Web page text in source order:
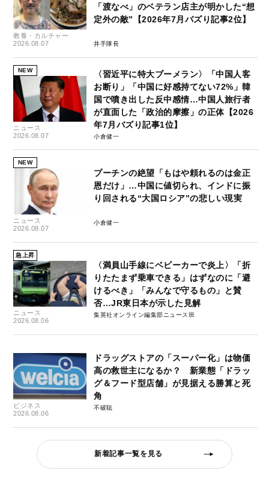
教養・カルチャー
2026.08.07
「渡なべ」のベテラン店主が明かした“想
定外の敵”【2026年7月バズり記事2位】
井手隊長
NEW
ニュース
2026.08.07
〈習近平に特大ブーメラン〉「中国人客
お断り」「中国に好感持てない72%」韓
国で噴き出した反中感情…中国人旅行者
が直面した「政治的摩擦」の正体【2026
年7月バズり記事1位】
小倉健一
NEW
ニュース
2026.08.07
プーチンの絶望「もはや頼れるのは金正
恩だけ」…中国に値切られ、インドに振
り回される“大国ロシア”の悲しい現実
小倉健一
急上昇
ニュース
2026.08.06
〈満員山手線にベビーカーで炎上〉「折
りたたまず乗車できる」はずなのに「避
けるべき」「みんなで守るもの」と賛
否…JR東日本が示した見解
集英社オンライン編集部ニュース班
ビジネス
2026.08.06
ドラッグストアの「スーパー化」は物価
高の救世主になるか？ 新業態「ドラッ
グ＆フード型店舗」が見据える勝算と死
角
不破聡
新着記事一覧を見る